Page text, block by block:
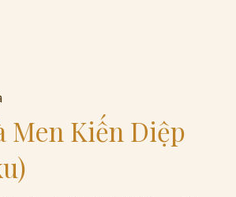
Men Kiến Diệp